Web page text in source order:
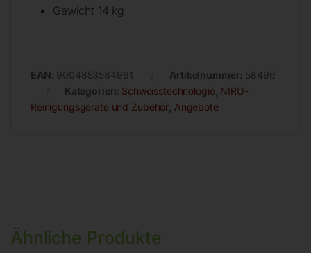
Gewicht 14 kg
EAN: 9004853584961 Artikelnummer: 58496
Kategorien: Schweisstechnologie NIRO-
Reinigungsgeräte und Zubehör Angebote
Ähnliche Produkte